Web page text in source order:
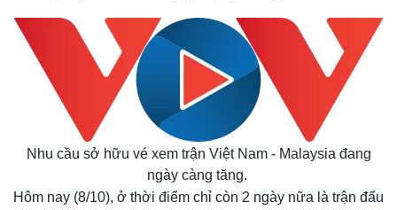
Nhận diện sự thật
Dấu ấn VOV
Việc làm
Biển đảo
Nhu cầu sở hữu vé xem trận Việt Nam - Malaysia đang
ngày càng tăng.
Hôm nay (8/10), ở thời điểm chỉ còn 2 ngày nữa là trận đấu